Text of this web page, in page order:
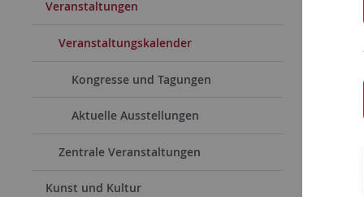
Veranstaltungen
Veranstaltungskalender
Kongresse und Tagungen
Aktuelle Ausstellungen
Zentrale Veranstaltungen
Kunst und Kultur
Das
Das